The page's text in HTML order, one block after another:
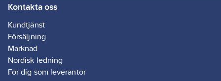
Kontakta oss
Kundtjänst
Försäljning
Marknad
Nordisk ledning
För dig som leverantör